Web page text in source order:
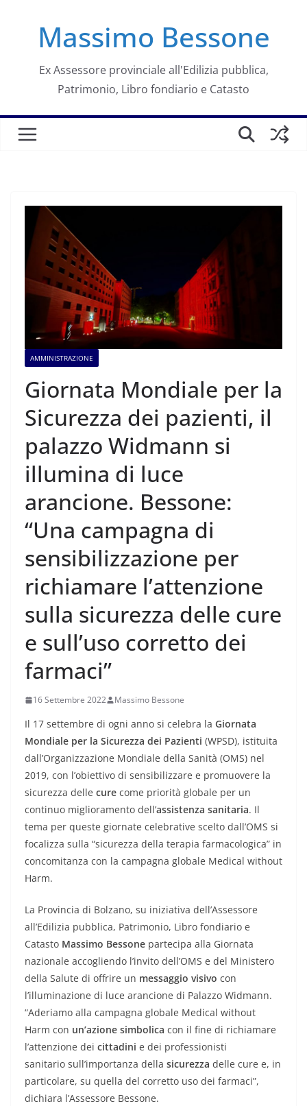
contenutoMassimo Bessone
Ex Assessore provinciale all'Edilizia pubblica,
Patrimonio, Libro fondiario e Catasto
AMMINISTRAZIONE
Giornata Mondiale per la
Sicurezza dei pazienti, il
palazzo Widmann si
illumina di luce
arancione. Bessone:
“Una campagna di
sensibilizzazione per
richiamare l’attenzione
sulla sicurezza delle cure
e sull’uso corretto dei
farmaci”
16 Settembre 2022 Massimo Bessone
Il 17 settembre di ogni anno si celebra la Giornata
Mondiale per la Sicurezza dei Pazienti (WPSD), istituita
dall’Organizzazione Mondiale della Sanità (OMS) nel
2019, con l’obiettivo di sensibilizzare e promuovere la
sicurezza delle cure come priorità globale per un
continuo miglioramento dell’assistenza sanitaria. Il
tema per queste giornate celebrative scelto dall’OMS si
focalizza sulla “sicurezza della terapia farmacologica” in
concomitanza con la campagna globale Medical without
Harm.
La Provincia di Bolzano, su iniziativa dell’Assessore
all’Edilizia pubblica, Patrimonio, Libro fondiario e
Catasto Massimo Bessone partecipa alla Giornata
nazionale accogliendo l’invito dell’OMS e del Ministero
della Salute di offrire un messaggio visivo con
l’illuminazione di luce arancione di Palazzo Widmann.
“Aderiamo alla campagna globale Medical without
Harm con un’azione simbolica con il fine di richiamare
l’attenzione dei cittadini e dei professionisti
sanitario sull’importanza della sicurezza delle cure e, in
particolare, su quella del corretto uso dei farmaci”,
dichiara l’Assessore Bessone.